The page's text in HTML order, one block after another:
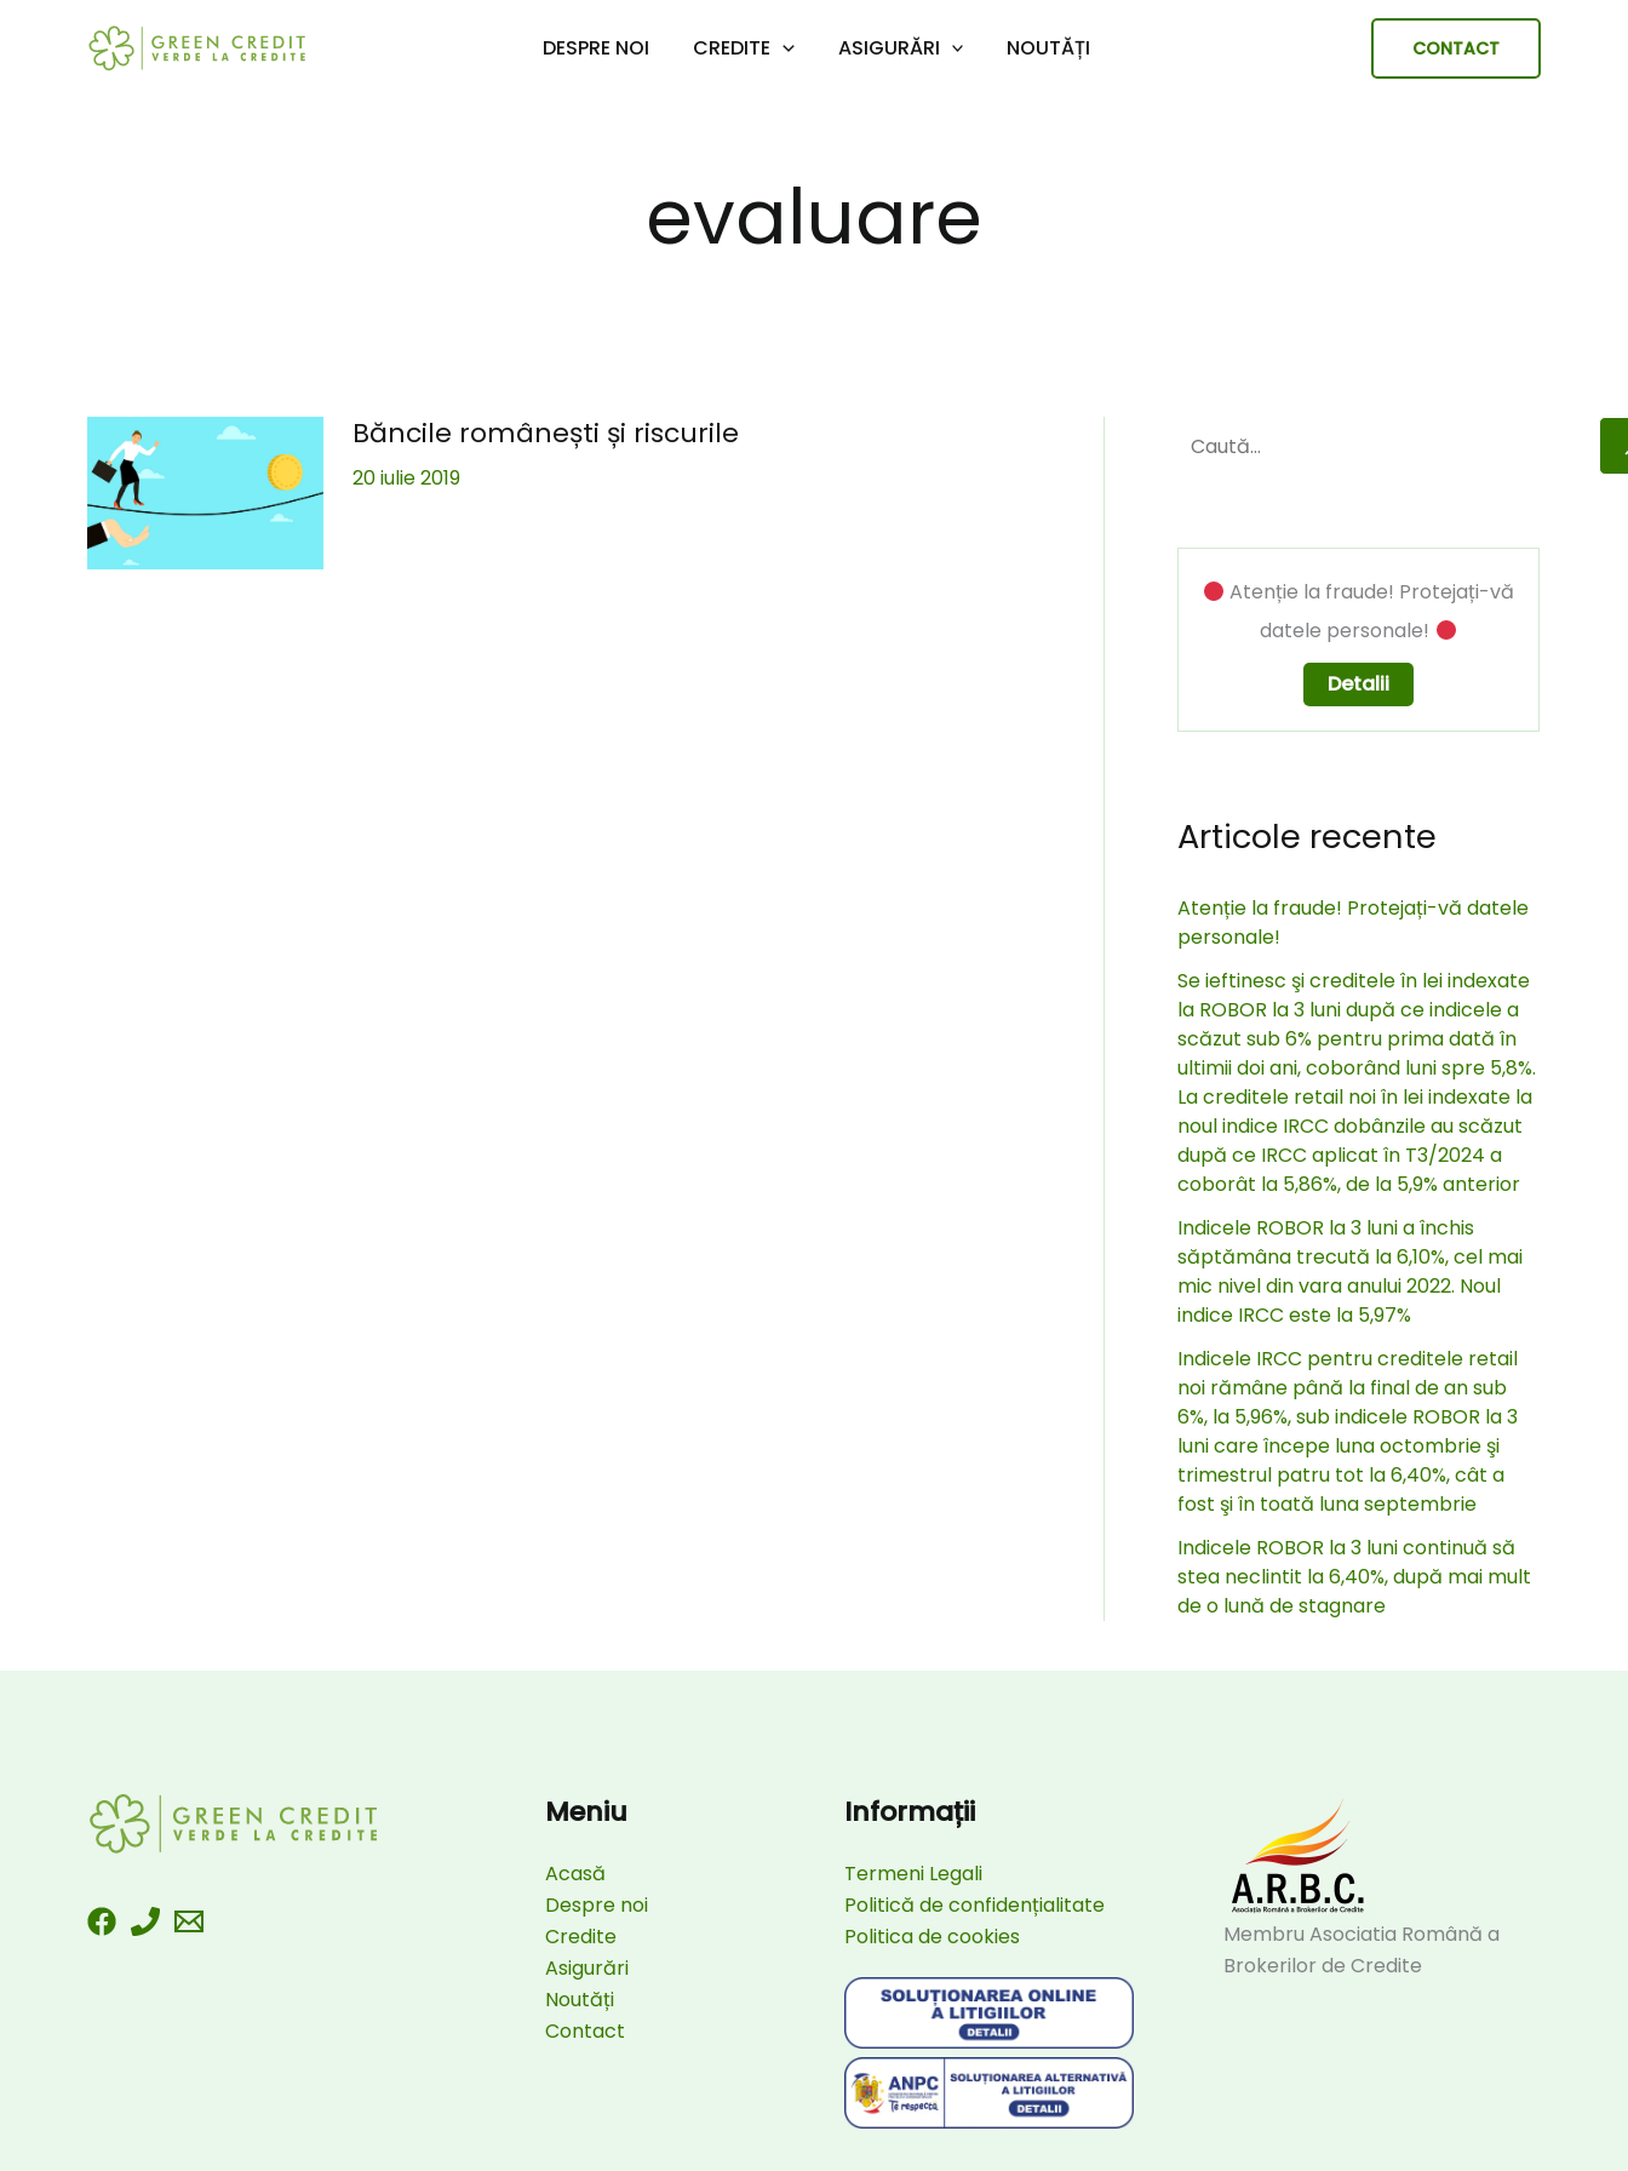
DESPRE NOI CREDITE ASIGURĂRI NOUTĂȚI CONTACT
evaluare
Băncile românești și riscurile
20 iulie 2019
Caută
Atenție la fraude! Protejați-vă
datele personale!
Detalii
Articole recente
Atenție la fraude! Protejați-vă datele
personale!
Se ieftinesc şi creditele în lei indexate
la ROBOR la 3 luni după ce indicele a
scăzut sub 6% pentru prima dată în
ultimii doi ani, coborând luni spre 5,8%.
La creditele retail noi în lei indexate la
noul indice IRCC dobânzile au scăzut
după ce IRCC aplicat în T3/2024 a
coborât la 5,86%, de la 5,9% anterior
Indicele ROBOR la 3 luni a închis
săptămâna trecută la 6,10%, cel mai
mic nivel din vara anului 2022. Noul
indice IRCC este la 5,97%
Indicele IRCC pentru creditele retail
noi rămâne până la final de an sub
6%, la 5,96%, sub indicele ROBOR la 3
luni care începe luna octombrie şi
trimestrul patru tot la 6,40%, cât a
fost şi în toată luna septembrie
Indicele ROBOR la 3 luni continuă să
stea neclintit la 6,40%, după mai mult
de o lună de stagnare
Meniu
Acasă
Despre noi
Credite
Asigurări
Noutăți
Contact
Informații
Termeni Legali
Politică de confidențialitate
Politica de cookies
Membru Asociatia Română a
Brokerilor de Credite